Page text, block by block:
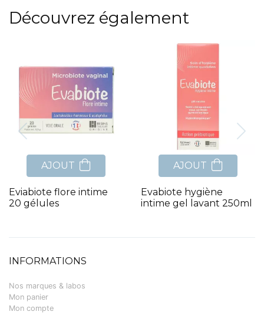
Découvrez également
AJOUT
Eviabiote flore intime
20 gélules
AJOUT
Evabiote hygiène
intime gel lavant 250ml
INFORMATIONS
Nos marques & labos
Mon panier
Mon compte